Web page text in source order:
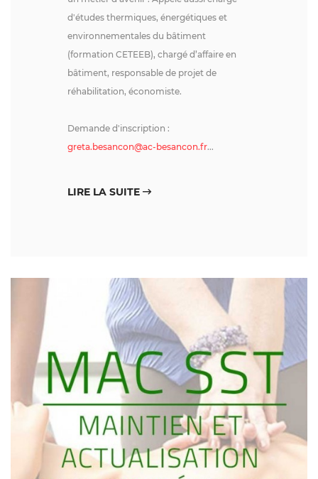
LES FINANCEMENTS
d'études thermiques, énergétiques et
environnementales du bâtiment
(formation CETEEB), chargé d’affaire en
bâtiment, responsable de projet de
réhabilitation, économiste.
Demande d'inscription :
greta.besancon@ac-besancon.fr...
LIRE LA SUITE